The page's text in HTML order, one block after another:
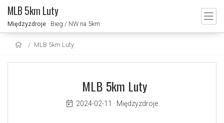
MLB 5km Luty
Międzyzdroje · Bieg / NW na 5km
MLB 5km Luty
MLB 5km Luty
2024-02-11 · Międzyzdroje